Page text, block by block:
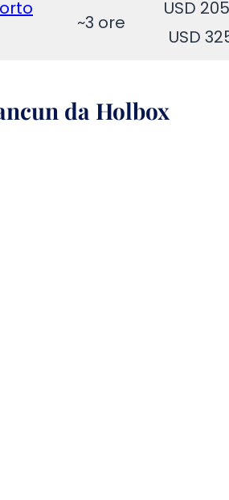
~3 ore
USD
USD
da Holbox